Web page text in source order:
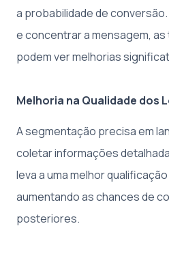
a probabilidade de
e concentrar a mensagem,
podem ver melhorias
Melhoria na Qualidade dos
A segmentação precisa em
coletar informações
leva a uma melhor
aumentando as chances de
posteriores.